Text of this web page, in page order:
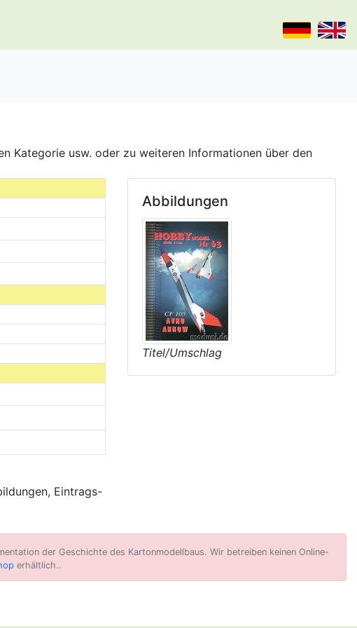
Kategorie usw. oder zu weiteren Informationen über den
Eintrags-
Abbildungen
Titel/Umschlag
der Geschichte des Kartonmodellbaus. Wir betreiben keinen Online-
erhältlich..